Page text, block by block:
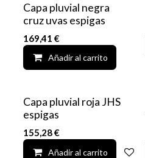
Capa pluvial negra
cruz uvas espigas
169,41 €
Añadir al carrito
Capa pluvial roja JHS
espigas
155,28€
Añadir al carrito